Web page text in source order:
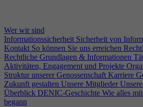
Wer wir sind
Informationssicherheit Sicherheit von
Kontakt So können Sie uns erreichen
Rechtliche Grundlagen & Informationen
Aktivitäten, Engagement und Projekte
Struktur unserer Genossenschaft Karriere
Zukunft gestalten Unsere Mitglieder
Überblick DENIC-Geschichte Wie alles
begann